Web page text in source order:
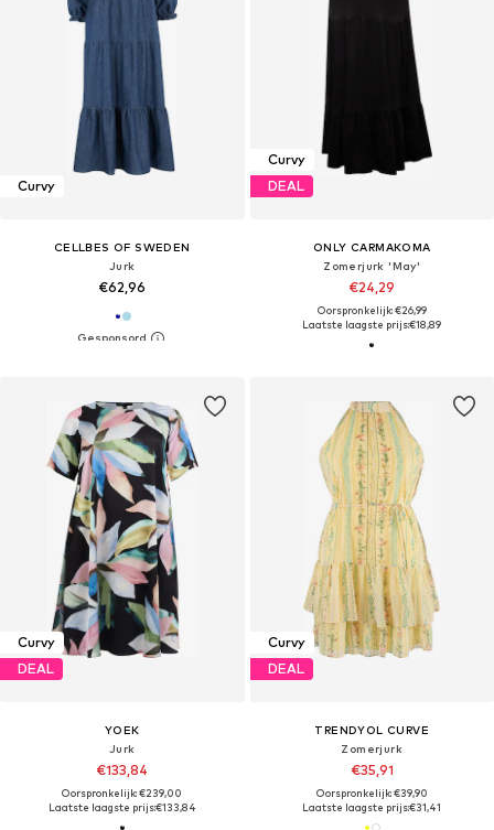
Curvy
CELLBES OF SWEDEN
Jurk
€62,96
Curvy
DEAL
ONLY CARMAKOMA
Zomerjurk 'May'
€24,29
Oorspronkelijk: €26,99
Laatste laagste prijs:€18,89
Curvy
DEAL
YOEK
Jurk
€133,84
Oorspronkelijk: €239,00
Laatste laagste prijs:€133,84
Curvy
DEAL
TRENDYOL CURVE
Zomerjurk
€35,91
Oorspronkelijk: €39,90
Laatste laagste prijs:€31,41